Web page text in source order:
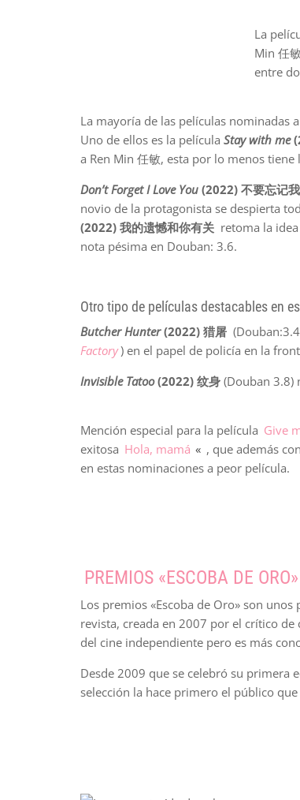
La
Min 任
entre
La mayoría de las películas nominadas
Uno de ellos es la película Stay with me
a Ren Min 任敏, esta por lo menos
Don’t Forget I Love You (2022) 不要忘记
novio de la protagonista se despierta
(2022) 我的遗憾和你有关 retoma la
nota pésima en Douban: 3.6.
Otro tipo de películas destacables en
Butcher Hunter(2022) 猎屠
Factory) en el papel de policía en la
Invisible Tatoo(2022) 纹身‎ (Douban 3.8)
Mención especial para la película Give
exitosa Hola, mamá « , que además
en estas nominaciones a peor película.
PREMIOS «ESCOBA DE ORO»
Los premios «Escoba de Oro» son
revista, creada en 2007 por el crítico
del cine independiente pero es más
Desde 2009 que se celebró su primera
selección la hace primero el público